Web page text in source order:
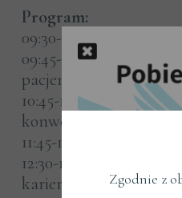
Program:
09:30-09:45 -
09:45-10:45 - blok
pacjentów, zmiana
10:45-11:45 - blok
konwersje z
11:45-12:30 - przerwa
12:30-13:30 - blok
kariery, delegowanie
Zgodnie z